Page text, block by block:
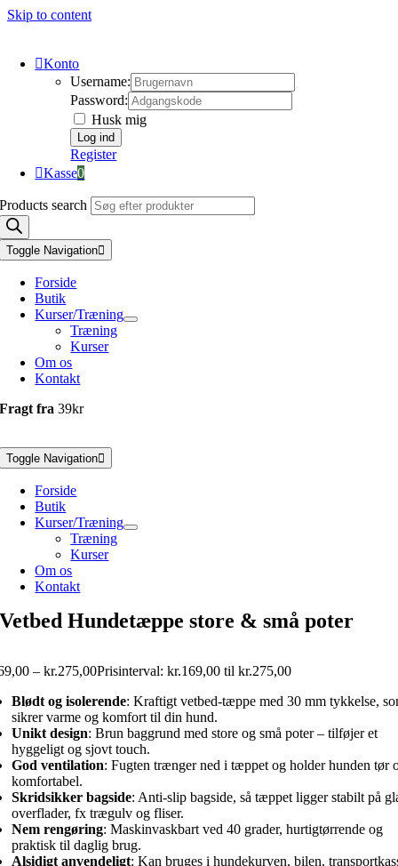
Skip to content
Konto
Username:
Password:
Husk mig
Register
Kasse0
Products search
Toggle Navigation
Forside
Butik
Kurser/Træning
Træning
Kurser
Om os
Kontakt
Fragt fra39kr
Toggle Navigation
Forside
Butik
Kurser/Træning
Træning
Kurser
Om os
Kontakt
Vetbed Hundetæppe store & små poter
– kr.275,00Prisinterval: kr.169,00 til kr.275,00
Blødt og isolerende: Kraftigt vetbed-tæppe med 30 mm tykkelse,
sikrer varme og komfort til din hund.
Unikt design: Brun baggrund med store og små poter – tilføjer et
hyggeligt og sjovt touch.
God ventilation: Fugten trænger ned i tæppet og holder hunden tør
komfortabel.
Skridsikker bagside: Anti-slip bagside, så tæppet ligger stabilt på
overflader, fx trægulv og fliser.
Nem rengøring: Maskinvaskbart ved 40 grader, hurtigtørrende og
praktisk til daglig brug.
Alsidigt anvendeligt: Kan bruges i hundekurven, bilen,